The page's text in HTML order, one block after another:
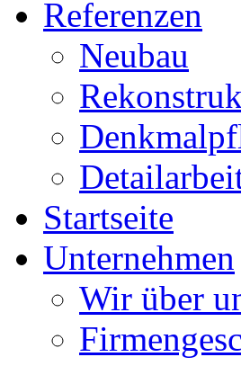
Referenzen
Neubau
Startseite
Unternehmen
Wir über